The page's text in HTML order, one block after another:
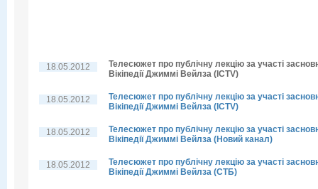
18.05.2012
Телесюжет про публічну лекцію за участі
Вікіпедії Джиммі Вейлза (ICTV)
18.05.2012
Телесюжет про публічну лекцію за участі
Вікіпедії Джиммі Вейлза (ICTV)
18.05.2012
Телесюжет про публічну лекцію за участі
Вікіпедії Джиммі Вейлза (Новий канал)
18.05.2012
Телесюжет про публічну лекцію за участі
Вікіпедії Джиммі Вейлза (СТБ)